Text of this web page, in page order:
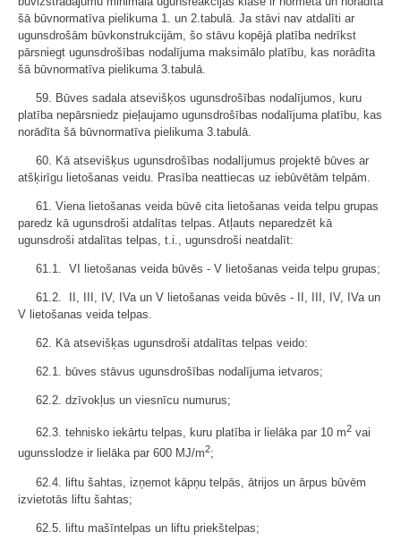
šā būvnormatīva pielikuma 1. un 2.tabulā. Ja stāvi nav atdalīti ar
ugunsdrošām būvkonstrukcijām, šo stāvu kopējā platība nedrīkst
pārsniegt ugunsdrošības nodalījuma maksimālo platību, kas norādīta
šā būvnormatīva pielikuma 3.tabulā.
59. Būves sadala atsevišķos ugunsdrošības nodalījumos, kuru
platība nepārsniedz pieļaujamo ugunsdrošības nodalījuma platību, kas
norādīta šā būvnormatīva pielikuma 3.tabulā.
60. Kā atsevišķus ugunsdrošības nodalījumus projektē būves ar
atšķirīgu lietošanas veidu. Prasība neattiecas uz iebūvētām telpām.
61. Viena lietošanas veida būvē cita lietošanas veida telpu grupas
paredz kā ugunsdroši atdalītas telpas. Atļauts neparedzēt kā
ugunsdroši atdalītas telpas, t.i., ugunsdroši neatdalīt:
61.1. VI lietošanas veida būvēs - V lietošanas veida telpu grupas;
61.2. II, III, IV, IVa un V lietošanas veida būvēs - II, III, IV, IVa un
V lietošanas veida telpas.
62. Kā atsevišķas ugunsdroši atdalītas telpas veido:
62.1. būves stāvus ugunsdrošības nodalījuma ietvaros;
62.2. dzīvokļus un viesnīcu numurus;
62.3. tehnisko iekārtu telpas, kuru platība ir lielāka par 10 m2 vai
ugunsslodze ir lielāka par 600 MJ/m2;
62.4. liftu šahtas, izņemot kāpņu telpās, ātrijos un ārpus būvēm
izvietotās liftu šahtas;
62.5. liftu mašīntelpas un liftu priekštelpas;